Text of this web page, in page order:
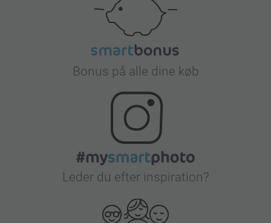
Bonus på alle dine køb
Leder du efter inspiration?